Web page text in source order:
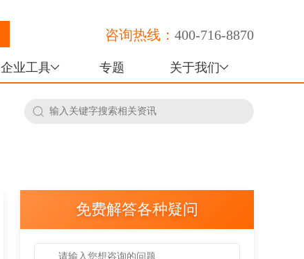
咨询热线： 400-716-8870
企业工具 专题 关于我们
免费解答各种疑问